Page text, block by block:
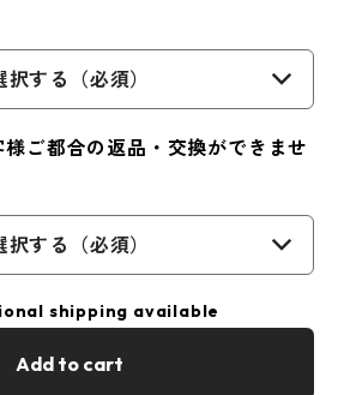
択する（必須）
ご都合の返品・交換ができませ
択する（必須）
shipping available
Add to cart